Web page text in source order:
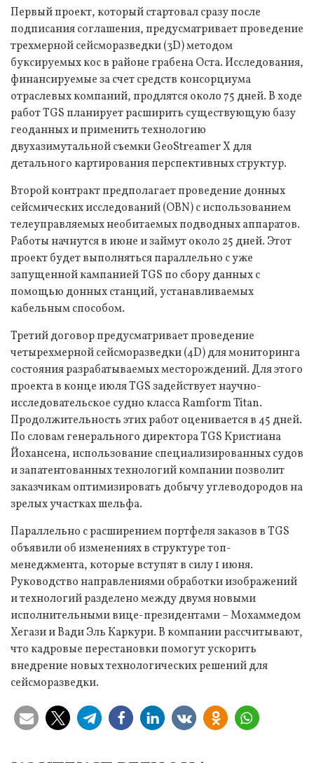
Первый проект, который стартовал сразу после
подписания соглашения, предусматривает проведение
трехмерной сейсморазведки (3D) методом
буксируемых кос в районе грабена Оста. Исследования,
финансируемые за счет средств консорциума
отраслевых компаний, продлятся около 75 дней. В ходе
работ TGS планирует расширить существующую базу
геоданных и применить технологию
двухазимутальной съемки GeoStreamer X для
детального картирования перспективных структур.
Второй контракт предполагает проведение донных
сейсмических исследований (OBN) с использованием
телеуправляемых необитаемых подводных аппаратов.
Работы начнутся в июне и займут около 25 дней. Этот
проект будет выполняться параллельно с уже
запущенной кампанией TGS по сбору данных с
помощью донных станций, устанавливаемых
кабельным способом.
Третий договор предусматривает проведение
четырехмерной сейсморазведки (4D) для мониторинга
состояния разрабатываемых месторождений. Для этого
проекта в конце июля TGS задействует научно-
исследовательское судно класса Ramform Titan.
Продолжительность этих работ оценивается в 45 дней.
По словам генерального директора TGS Кристиана
Йохансена, использование специализированных судов
и запатентованных технологий компании позволит
заказчикам оптимизировать добычу углеводородов на
зрелых участках шельфа.
Параллельно с расширением портфеля заказов в TGS
объявили об изменениях в структуре топ-
менеджмента, которые вступят в силу 1 июня.
Руководство направлениями обработки изображений
и технологий разделено между двумя новыми
исполнительными вице-президентами – Мохаммедом
Хегази и Вади Эль Каркури. В компании рассчитывают,
что кадровые перестановки помогут ускорить
внедрение новых технологических решений для
сейсморазведки.